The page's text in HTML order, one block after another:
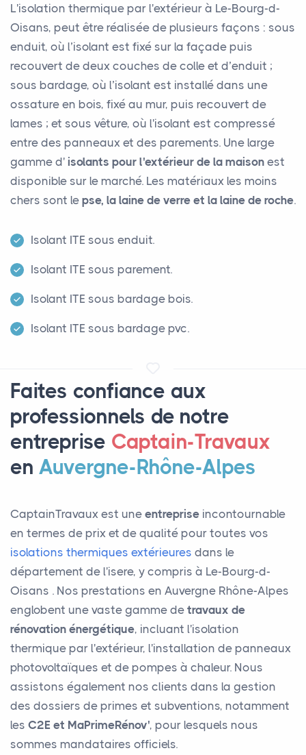
L'isolation thermique par l'extérieur à Le-Bourg-d-
Oisans, peut être réalisée de plusieurs façons : sous
enduit, où l’isolant est fixé sur la façade puis
recouvert de deux couches de colle et d’enduit ;
sous bardage, où l’isolant est installé dans une
ossature en bois, fixé au mur, puis recouvert de
lames ; et sous vêture, où l'isolant est compressé
entre des panneaux et des parements. Une large
gamme d' isolants pour l'extérieur de la maison est
disponible sur le marché. Les matériaux les moins
chers sont le pse, la laine de verre et la laine de roche.
Isolant ITE sous enduit.
Isolant ITE sous parement.
Isolant ITE sous bardage bois.
Isolant ITE sous bardage pvc.
Faites confiance aux
professionnels de notre
entreprise Captain-Travaux
enAuvergne-Rhône-Alpes
CaptainTravaux est une entreprise incontournable
en termes de prix et de qualité pour toutes vos
isolations thermiques extérieures dans le
département de l'isere, y compris à Le-Bourg-d-
Oisans . Nos prestations en Auvergne Rhône-Alpes
englobent une vaste gamme de travaux de
rénovation énergétique, incluant l'isolation
thermique par l'extérieur, l'installation de panneaux
photovoltaïques et de pompes à chaleur. Nous
assistons également nos clients dans la gestion
des dossiers de primes et subventions, notamment
les C2E et MaPrimeRénov', pour lesquels nous
sommes mandataires officiels.